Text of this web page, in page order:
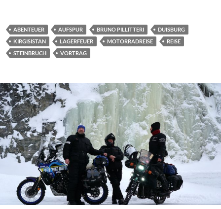
ABENTEUER AUFSPUR BRUNO PILLITTERI
DUISBURG
KIRGISISTAN
LAGERFEUER MOTORRADREISE
REISE
STEINBRUCH
VORTRAG